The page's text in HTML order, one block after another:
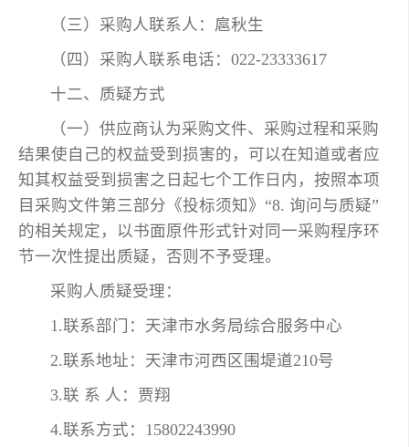
（三）采购人联系人：扈秋生
（四）采购人联系电话：022-23333617
十二、质疑方式
（一）供应商认为采购文件、采购过程和采购
结果使自己的权益受到损害的，可以在知道或者应
知其权益受到损害之日起七个工作日内，按照本项
目采购文件第三部分《投标须知》“8. 询问与质疑”
的相关规定，以书面原件形式针对同一采购程序环
节一次性提出质疑，否则不予受理。
采购人质疑受理：
1.联系部门：天津市水务局综合服务中心
2.联系地址：天津市河西区围堤道210号
3.联 系 人：贾翔
4.联系方式：15802243990